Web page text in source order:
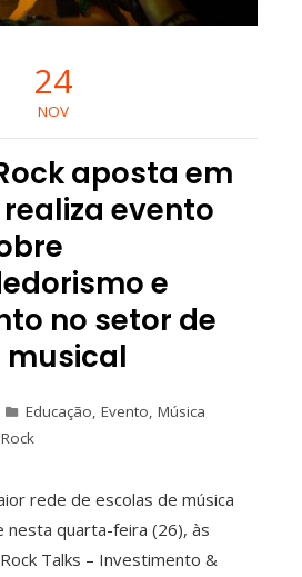
24
NOV
aposta em
evento
e
no setor de
Educação, Evento, Música
rede de escolas de música
nesta quarta-feira (26), às
Talks – Investimento &